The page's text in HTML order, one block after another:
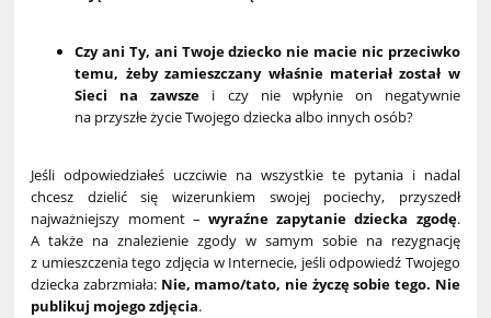
Czy ani Ty, ani Twoje dziecko nie macie nic przeciwko
temu, żeby zamieszczany właśnie materiał został w
Sieci na zawsze i czy nie wpłynie on negatywnie
na przyszłe życie Twojego dziecka albo innych osób?
Jeśli odpowiedziałeś uczciwie na wszystkie te pytania i nadal
chcesz dzielić się wizerunkiem swojej pociechy, przyszedł
najważniejszy moment – wyraźne zapytanie dziecka zgodę.
A także na znalezienie zgody w samym sobie na rezygnację
z umieszczenia tego zdjęcia w Internecie, jeśli odpowiedź Twojego
dziecka zabrzmiała: Nie, mamo/tato, nie życzę sobie tego. Nie
publikuj mojego zdjęcia.